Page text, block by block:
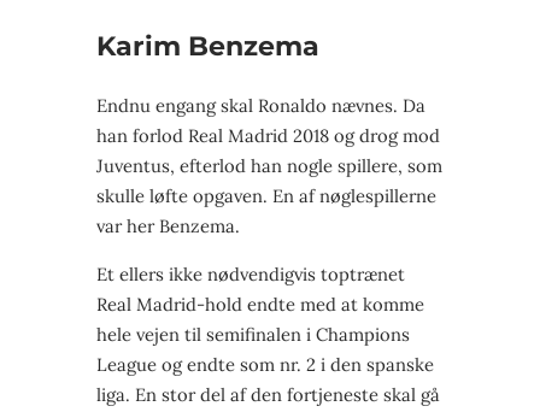
Karim Benzema
Endnu engang skal Ronaldo nævnes. Da
han forlod Real Madrid 2018 og drog mod
Juventus, efterlod han nogle spillere, som
skulle løfte opgaven. En af nøglespillerne
var her Benzema.
Et ellers ikke nødvendigvis toptrænet
Real Madrid-hold endte med at komme
hele vejen til semifinalen i Champions
League og endte som nr. 2 i den spanske
liga. En stor del af den fortjeneste skal gå